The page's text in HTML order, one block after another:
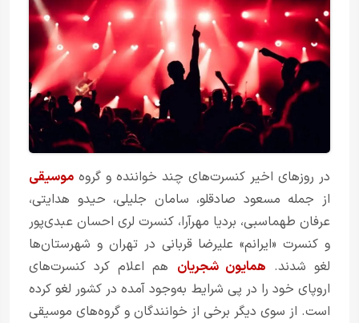
در روزهای اخیر کنسرت‌های چند خواننده و گروه موسیقی
از جمله مسعود صادقلو، سامان جلیلی، حیدو هدایتی،
عرفان طهماسبی، بردیا مهرآرا، کنسرت لری احسان عبدی‌پور
و کنسرت «ایرانم» علیرضا قربانی در تهران و شهرستان‌ها
لغو شدند. همایون شجریان هم اعلام کرد کنسرت‌های
اروپای خود را در پی شرایط به‌وجود آمده در کشور لغو کرده
است. از سوی دیگر برخی از خوانندگان و گروه‌های موسیقی‌